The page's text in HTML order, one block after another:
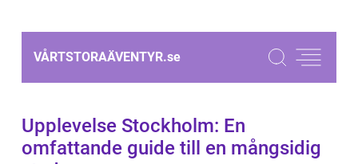
VÅRTSTORAÄVENTYR.se
Upplevelse Stockholm: En
omfattande guide till en mångsidig